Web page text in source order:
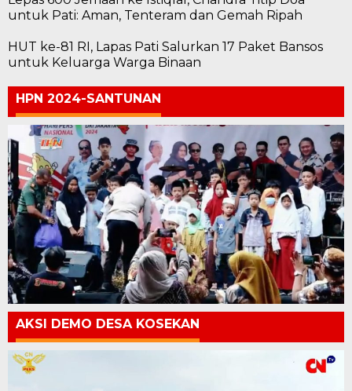
untuk Pati: Aman, Tenteram dan Gemah Ripah
HUT ke-81 RI, Lapas Pati Salurkan 17 Paket Bansos
untuk Keluarga Warga Binaan
HPN 2024-SANTUNAN
AKSI DEMO DESA KOSEKAN